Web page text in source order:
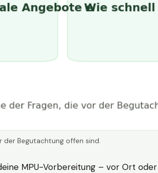
Begutachtung offen sind.
MPU-Vorbereitung – vor Ort